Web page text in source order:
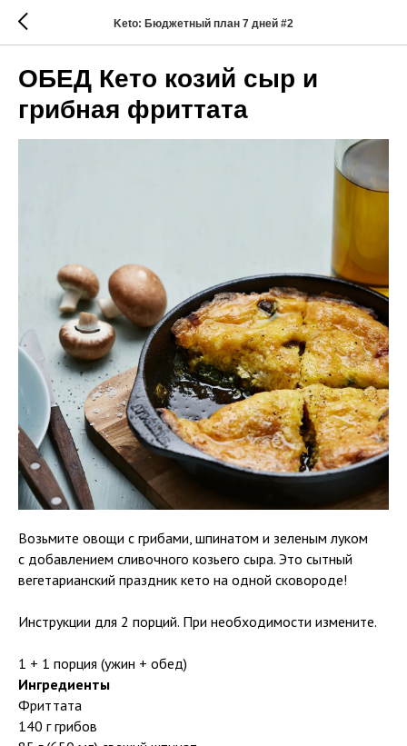
Keto: Бюджетный план 7 дней #2
ОБЕД Кето козий сыр и
грибная фриттата
Возьмите овощи с грибами, шпинатом и зеленым луком
с добавлением сливочного козьего сыра. Это сытный
вегетарианский праздник кето на одной сковороде!
Инструкции для 2 порций. При необходимости измените.
1 + 1 порция (ужин + обед)
Ингредиенты
Фриттата
140 г грибов